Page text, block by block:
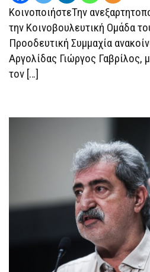
ΚοινοποιήστεΤην
την Κοινοβουλευτική Ομάδα
Προοδευτική Συμμαχία
Αργολίδας Γιώργος Γαβρίλος,
τον […]